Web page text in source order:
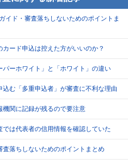
イド・審査落ちしないためのポイントま
ード申込は控えた方がいいのか？
パーホワイト」と「ホワイト」の違い
む「多重申込者」が審査に不利な理由
関に記録が残るので要注意
は代表者の信用情報を確認していた
落ちしないためのポイントまとめ